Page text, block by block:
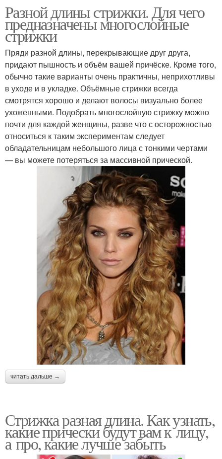
Разной длины стрижки. Для чего
предназначены многослойные
стрижки
Пряди разной длины, перекрывающие друг друга,
придают пышность и объём вашей причёске. Кроме того,
обычно такие варианты очень практичны, неприхотливы
в уходе и в укладке. Объёмные стрижки всегда
смотрятся хорошо и делают волосы визуально более
ухоженными. Подобрать многослойную стрижку можно
почти для каждой женщины, разве что с осторожностью
относиться к таким экспериментам следует
обладательницам небольшого лица с тонкими чертами
— вы можете потеряться за массивной прической.
читать дальше →
Стрижка разная длина. Как узнать,
какие прически будут вам к лицу,
а про, какие лучше забыть